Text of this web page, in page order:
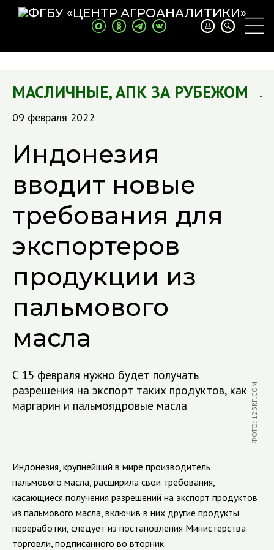
МАСЛИЧНЫЕ,АПК ЗА РУБЕЖОМ
09 февраля 2022
Индонезия
вводит новые
требования для
экспортеров
продукции из
пальмового
масла
С 15 февраля нужно будет получать
разрешения на экспорт таких продуктов, как
маргарин и пальмоядровые масла
ФОТО: 123RF.COM
Индонезия, крупнейший в мире производитель
пальмового масла, расширила свои требования,
касающиеся получения разрешений на экспорт продуктов
из пальмового масла, включив в них другие продукты
переработки, следует из постановления Министерства
торговли, подписанного во вторник.